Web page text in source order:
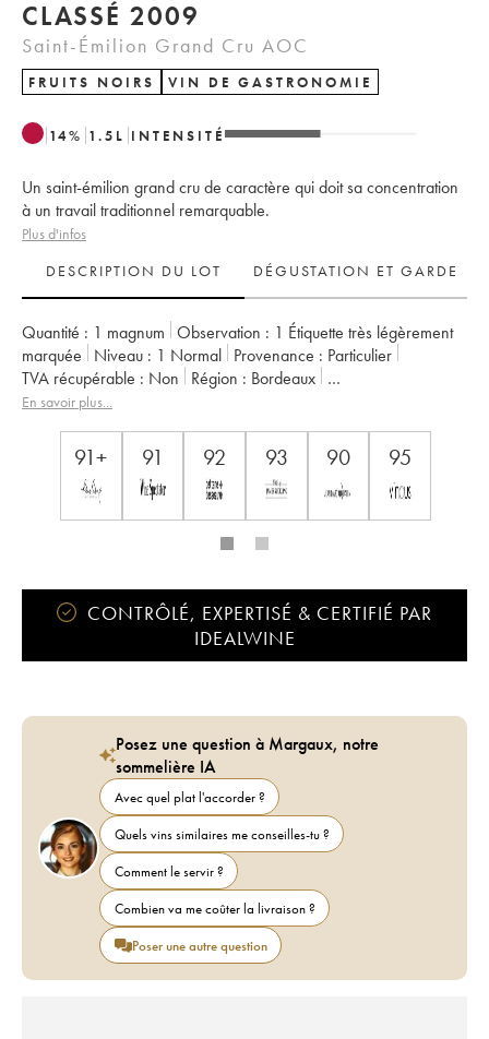
CLASSÉ 2009
Saint-Émilion Grand Cru AOC
FRUITS NOIRS VIN DE GASTRONOMIE
14% 1.5 L INTENSITÉ
Un saint-émilion grand cru de caractère qui doit sa concentration
à un travail traditionnel remarquable.
Plus d'infos
DESCRIPTION DU LOT
DÉGUSTATION ET GARDE
Quantité : 1 magnum Observation : 1 Étiquette très légèrement
marquée
Niveau : 1 Normal Provenance : particulier
TVA récupérable :
non Région :
Bordeaux
Appellation :
Propriétaire :
AG2R - La Mondiale
En savoir plus...
91+ 91 92 93 90 95
CONTRÔLÉ, EXPERTISÉ & CERTIFIÉ PAR
IDEALWINE
Posez une question à Margaux, notre
sommelière IA
Avec quel plat l'accorder ?
Quels vins similaires me conseilles-tu ?
Comment le servir ?
Combien va me coûter la livraison ?
Poser une autre question